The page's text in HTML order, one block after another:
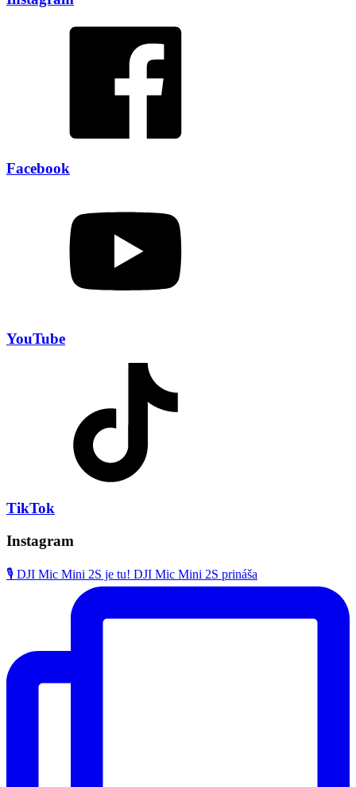
Facebook
YouTube
TikTok
Instagram
🎙️ DJI Mic Mini 2S je tu! DJI Mic Mini 2S prináša